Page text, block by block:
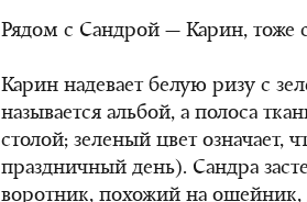
Рядом с Сандрой — Карин, тоже
Карин надевает белую ризу с
называется альбой, а полоса
столой; зеленый цвет означает,
праздничный день). Сандра
воротник, похожий на ошейник,